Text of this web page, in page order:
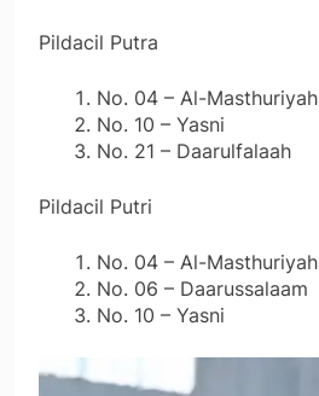
Pildacil Putra
No. 04 – Al-Masthuriyah
No. 10 – Yasni
No. 21 – Daarulfalaah
Pildacil Putri
No. 04 – Al-Masthuriyah
No. 06 – Daarussalaam
No. 10 – Yasni